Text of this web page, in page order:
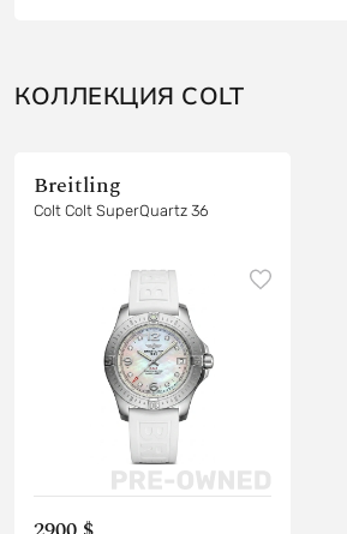
КОЛЛЕКЦИЯ COLT
Breitling
Colt Colt SuperQuartz 36